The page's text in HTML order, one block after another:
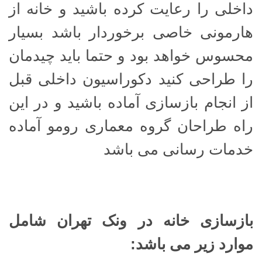
داخلی را رعایت کرده باشید و خانه از
هارمونی خاصی برخوردار باشد بسیار
محسوس خواهد بود و حتما باید چیدمان
را طراحی کنید دکوراسیون داخلی قبل
از انجام بازسازی آماده باشید و در این
راه طراحان گروه معماری رومو آماده
خدمات رسانی می باشد
بازسازی خانه در ونک تهران شامل
موارد زیر می باشد: